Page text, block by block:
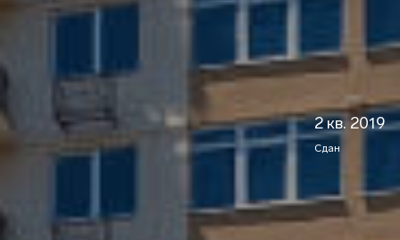
2 кв. 2019
Сдан